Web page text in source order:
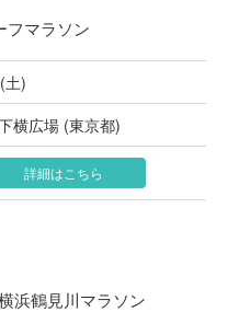
フマラソン
土)
横広場 (東京都)
詳細はこちら
浜鶴見川マラソン